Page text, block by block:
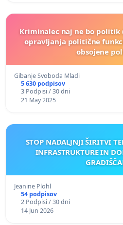
Kriminalec naj ne bo politik
opravljanja politične
obsojene
Gibanje Svoboda Mladi
5 630 podpisov
3 Podpisi / 30 dni
21 May 2025
STOP NADALJNJI ŠIRITVI
INFRASTRUKTURE IN
Jeanine Plohl
54 podpisov
2 Podpisi / 30 dni
14 Jun 2026